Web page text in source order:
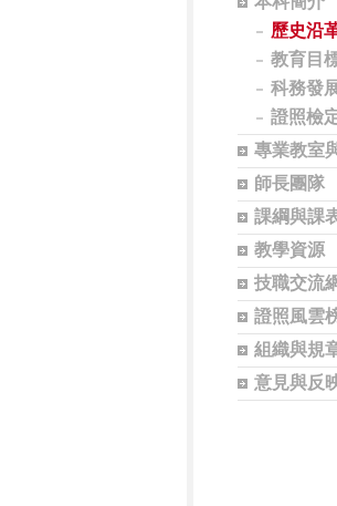
歷史沿
教育目
科務發
證照檢
專業教室
師長團隊
課綱與課
教學資源
技職交流
證照風雲
組織與規
意見與反